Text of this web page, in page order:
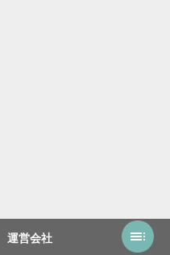
運営会社